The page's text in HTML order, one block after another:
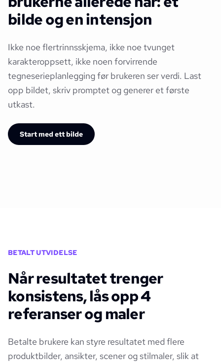
bilde og en intensjon
Ikke noe flertrinnsskjema, ikke noe tvunget
karakteroppsett, ikke noen forvirrende
tegneserieplanlegging før brukeren ser verdi. Last
opp bildet, skriv promptet og generer et første
utkast.
Start med ett bilde
BETALT UTVIDELSE
Når resultatet trenger
konsistens, lås opp 4
referanser og maler
Betalte brukere kan styre resultatet med flere
produktbilder, ansikter, scener og stilmaler, slik at